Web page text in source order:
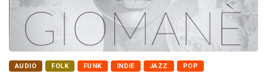
AUDIO FOLK FUNK INDIE JAZZ POP